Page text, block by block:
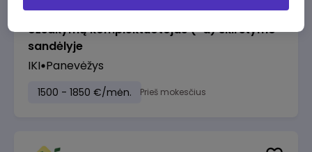
prieš 4 val.
Užsakymų komplektuotojas (-a) skirstymo
sandėlyje
IKI Panevėžys
1500 - 1850 €/mėn. Prieš mokesčius